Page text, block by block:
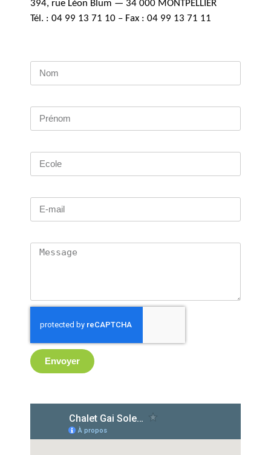
394, rue Léon Blum — 34 000 MONTPELLIER
Tél. : 04 99 13 71 10 – Fax : 04 99 13 71 11
Envoyer